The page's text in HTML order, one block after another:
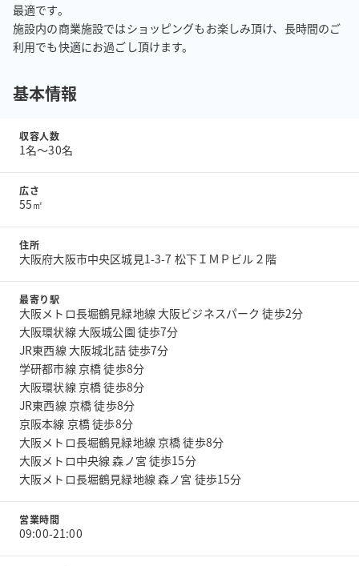
最適です。
施設内の商業施設ではショッピングもお楽しみ頂け、長時間のご
利用でも快適にお過ごし頂けます。
基本情報
収容人数
1名〜30名
広さ
55㎡
住所
大阪府大阪市中央区城見1-3-7 松下ＩＭＰビル２階
最寄り駅
大阪メトロ長堀鶴見緑地線 大阪ビジネスパーク 徒歩2分
大阪環状線 大阪城公園 徒歩7分
JR東西線 大阪城北詰 徒歩7分
学研都市線 京橋 徒歩8分
大阪環状線 京橋 徒歩8分
JR東西線 京橋 徒歩8分
京阪本線 京橋 徒歩8分
大阪メトロ長堀鶴見緑地線 京橋 徒歩8分
大阪メトロ中央線 森ノ宮 徒歩15分
大阪メトロ長堀鶴見緑地線 森ノ宮 徒歩15分
営業時間
09:00-21:00